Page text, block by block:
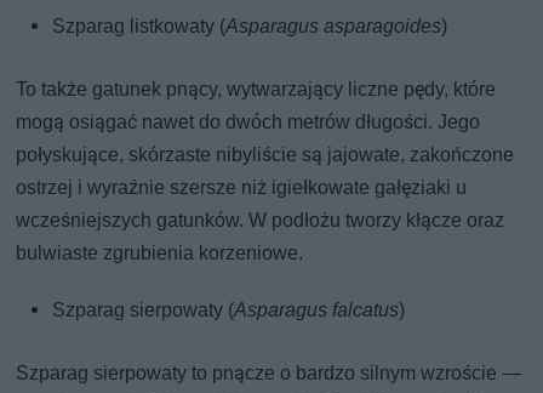
Szparag listkowaty (Asparagus asparagoides)
To także gatunek pnący, wytwarzający liczne pędy, które
mogą osiągać nawet do dwóch metrów długości. Jego
połyskujące, skórzaste nibyliście są jajowate, zakończone
ostrzej i wyraźnie szersze niż igiełkowate gałęziaki u
wcześniejszych gatunków. W podłożu tworzy kłącze oraz
bulwiaste zgrubienia korzeniowe.
Szparag sierpowaty (Asparagus falcatus)
Szparag sierpowaty to pnącze o bardzo silnym wzroście —